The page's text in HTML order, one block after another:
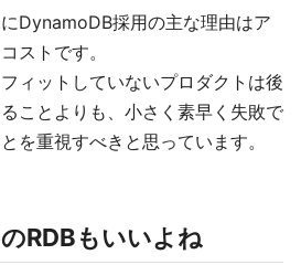
DynamoDB採用の主な理由はア
ストです。
ィットしていないプロダクトは後
ことよりも、小さく素早く失敗で
を重視すべきと思っています。
RDBもいいよね